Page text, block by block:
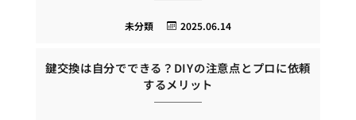
2025.06.14
未分類
鍵交換は自分でできる？DIYの注意点とプロに依頼
するメリット